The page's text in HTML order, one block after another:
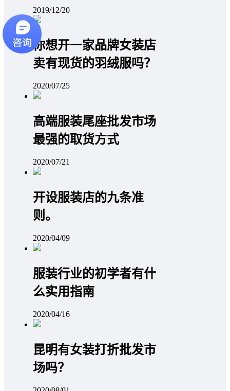
2019/12/20
你想开一家品牌女装店
卖有现货的羽绒服吗？
2020/07/25
高端服装尾座批发市场
最强的取货方式
2020/07/21
开设服装店的九条准
则。
2020/04/09
服装行业的初学者有什
么实用指南
2020/04/16
昆明有女装打折批发市
场吗？